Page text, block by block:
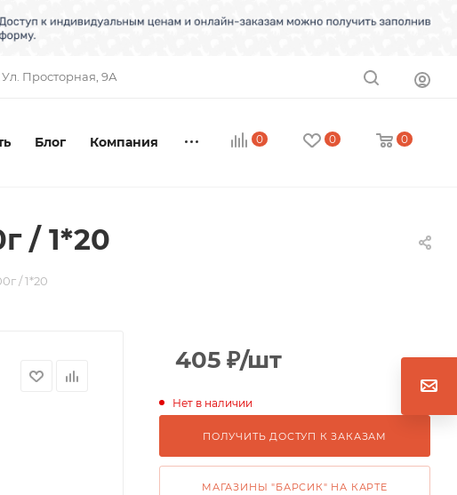
​Ул. Просторная, 9А
0 0 0
Блог Компания
/ 1*20
/ 1*20
405 ₽/шт
Нет в наличии
ПОЛУЧИТЬ ДОСТУП К ЗАКАЗАМ
МАГАЗИНЫ "БАРСИК" НА КАРТЕ